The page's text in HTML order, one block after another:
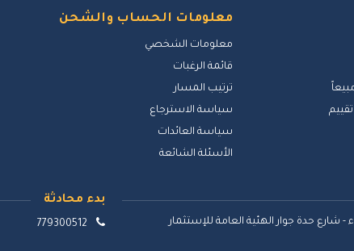
معلومات الحساب والشحن
معلومات الشخصي
قائمة الرغبات
ترتيب المسار
سياسة الاسترجاع
سياسة العائدات
الأسئلة الشائعة
بدء محادثة
779300512 - شارع حدة جوار الهئية العامة للإستثمار